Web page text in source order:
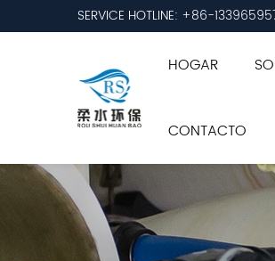
SERVICE HOTLINE: +86-
HOGAR
CONTACTO